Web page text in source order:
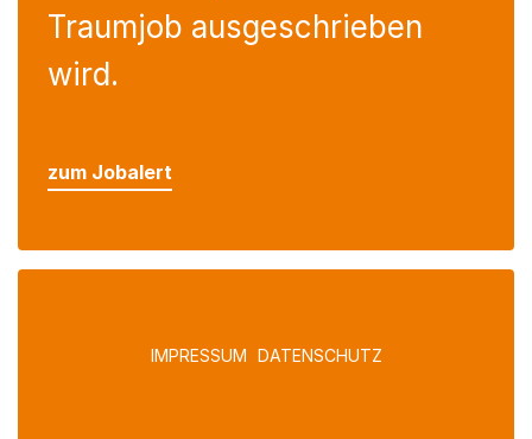
Traumjob ausgeschrieben
wird.
zum Jobalert
IMPRESSUM DATENSCHUTZ